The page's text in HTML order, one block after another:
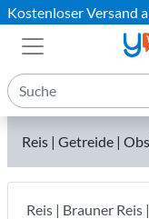
Kostenloser Versand
Reis | Getreide |
Reis | Brauner Reis